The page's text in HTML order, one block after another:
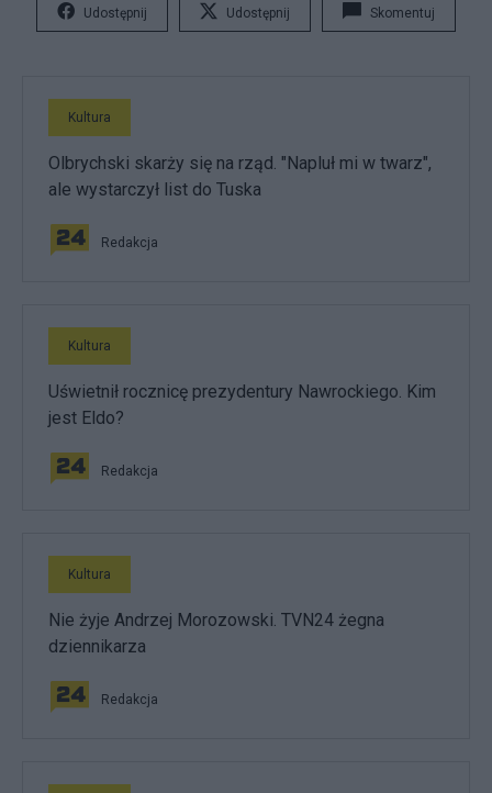
Udostępnij Udostępnij Skomentuj
Kultura
Olbrychski skarży się na rząd. "Napluł mi w twarz",
ale wystarczył list do Tuska
Redakcja
Kultura
Uświetnił rocznicę prezydentury Nawrockiego. Kim
jest Eldo?
Redakcja
Kultura
Nie żyje Andrzej Morozowski. TVN24 żegna
dziennikarza
Redakcja